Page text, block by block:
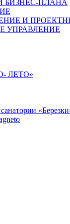
БИЗНЕС-ПЛАНА
И
УПРАВЛЕНИЕ
ЛЕТО»